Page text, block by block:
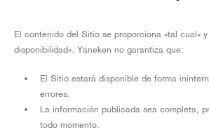
El contenido del Sitio se proporciona «tal cual» y
disponibilidad». Yáneken no garantiza que:
El Sitio estará disponible de forma
errores.
La información publicada sea completa,
todo momento.